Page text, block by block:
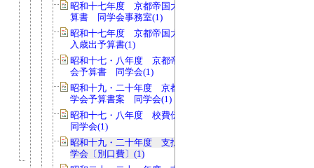
昭和十七年度 京都帝国大学同学会予
算書 同学会事務室(1)
昭和十七年度 京都帝国大学同学会歳
入歳出予算書(1)
昭和十七・八年度 京都帝国大学同学
会予算書 同学会(1)
昭和十九・二十年度 京都帝国大学同
学会予算書案 同学会(1)
昭和十七・八年度 校費伝票送付簿
同学会(1)
昭和十九・二十年度 支払伝票綴 同
学会〔別口費〕(1)